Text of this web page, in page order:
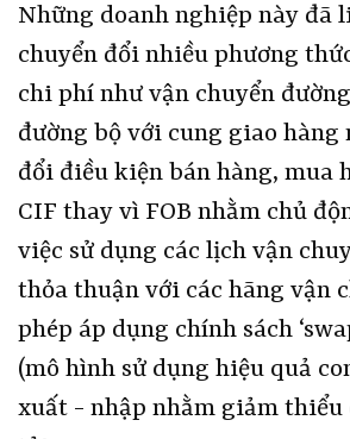
Những doanh nghiệp này đã
chuyển đổi nhiều phương
chi phí như vận chuyển
đường bộ với cung giao
đổi điều kiện bán hàng, mua
CIF thay vì FOB nhằm chủ
việc sử dụng các lịch vận
thỏa thuận với các hãng vận
phép áp dụng chính sách
(mô hình sử dụng hiệu quả
xuất - nhập nhằm giảm thiểu